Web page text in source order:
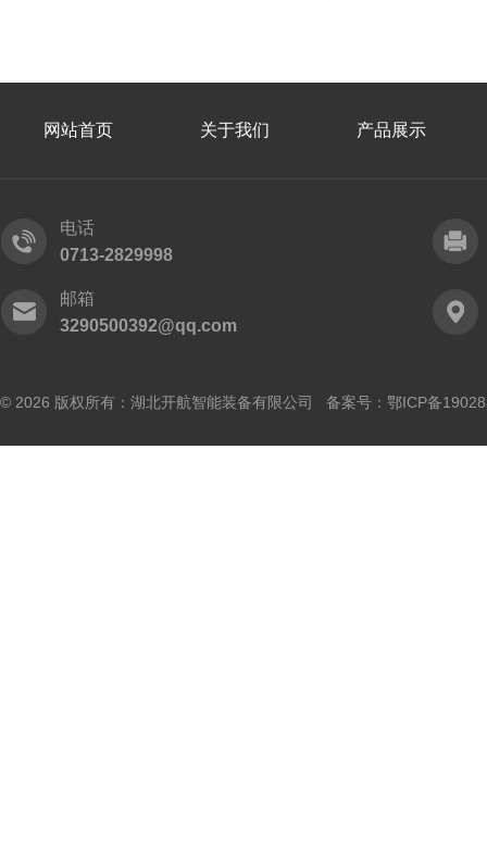
网站首页 关于我们 产品展示
电话
0713-2829998
邮箱
3290500392@qq.com
© 2026 版权所有：湖北开航智能装备有限公司 备案号： 鄂ICP备